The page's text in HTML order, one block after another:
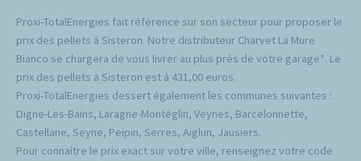
Proxi-TotalEnergies fait référence sur son secteur pour proposer le
prix des pellets à Sisteron. Notre distributeur Charvet La Mure
Bianco se chargera de vous livrer au plus près de votre garage*. Le
prix des pellets à Sisteron est à 431,00 euros.
Proxi-TotalEnergies dessert également les communes suivantes :
Digne-Les-Bains, Laragne-Montéglin, Veynes, Barcelonnette,
Castellane, Seyne, Peipin, Serres, Aiglun, Jausiers.
Pour connaître le prix exact sur votre ville, renseignez votre code